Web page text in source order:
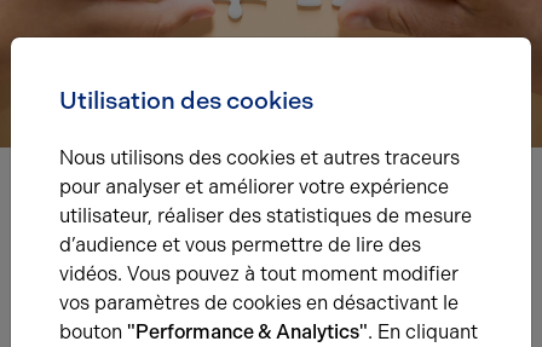
Nous avons hâte de vous lire,
prenez contact !
Nom*
Utilisation des cookies
Nous utilisons des cookies et autres traceurs
pour analyser et améliorer votre expérience
utilisateur, réaliser des statistiques de mesure
d’audience et vous permettre de lire des
vidéos. Vous pouvez à tout moment modifier
vos paramètres de cookies en désactivant le
bouton "Performance & Analytics". En cliquant